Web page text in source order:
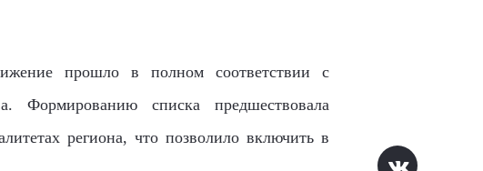
прошло в полном соответствии с
Формированию списка предшествовала
региона, что позволило включить в